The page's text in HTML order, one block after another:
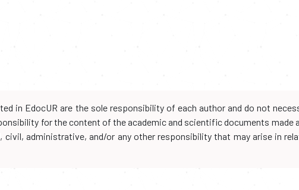
in EdocUR are the sole responsibility of each author and do not
for the content of the academic and scientific documents made
administrative, and/or any other responsibility that may arise in